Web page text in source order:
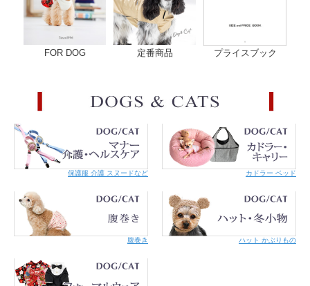
6号 / 15.5 / 26（34.5）/ 33～48 / 49～60
MDS / 13.5 / 20.5（28）/ 23.5～35 / 28～39
MDM / 17.5 / 23.5（33）/ 26～40 / 36～47
CGS / 20 / 30.5（40）/ 34～51 / 51～63
CGM / 23 / 35（45）/ 37～59 / 60～70
・マジックテープなので胴回りはサイズに幅があります。
受け側と乗せ側がぴったり合ったときより深く合わせた時
受け側のマジックテープが見えている状態となります。
素 材 表/ナイロン100% 裏/ポリエステル100%
原産国
毛量やゆとり分もご考慮ください。
基本サイズの対応ワンちゃんのサイズ表、採寸の仕方も参
考にしてください。
サイズに迷われたらワンちゃんを採寸なさった上でどうぞ
商品によって多少の誤差があります。また正確なサイズを
測るよう心掛けていますが、お手元にお届けする商品と表
FOR DOG 定番商品 プライスブック
保護服 介護 スヌードなど カドラー ベッド
腹巻き ハット かぶりもの